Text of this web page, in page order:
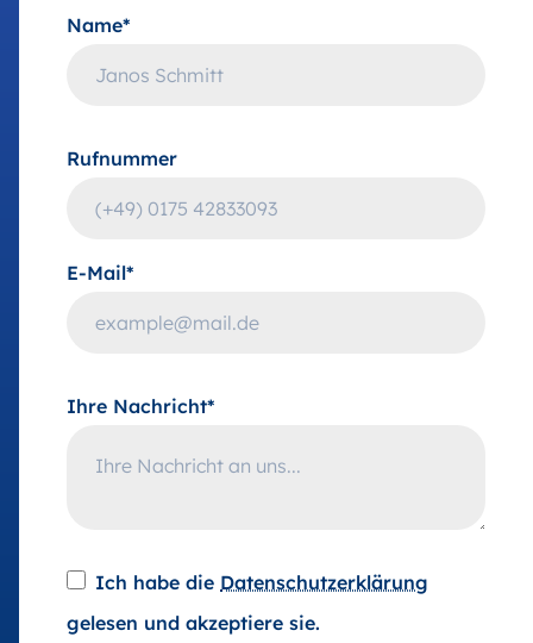
Name*
Rufnummer
E-Mail*
Ihre Nachricht*
Ich habe die Datenschutzerklärung
gelesen und akzeptiere sie.